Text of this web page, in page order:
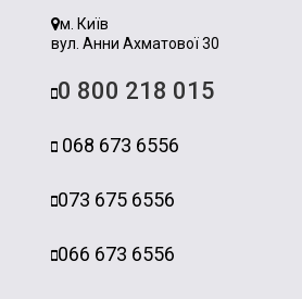
м. Київ
вул. Анни Ахматової 30
0 800 218 015
068 673 6556
073 675 6556
066 673 6556